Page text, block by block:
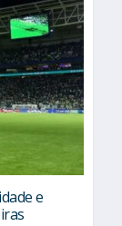
e